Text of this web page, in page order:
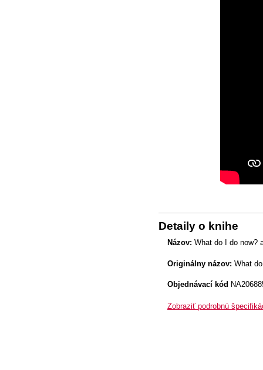
Detaily o knihe
Názov: What do I do now?
Originálny názov: What
Objednávací kód
Zobraziť podrobnú